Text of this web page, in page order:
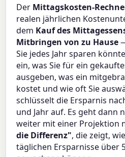
Der Mittagskosten-
realen jährlichen
dem Kauf des
Mitbringen von zu Hause
Sie jedes Jahr sparen
ein, was Sie für ein
ausgeben, was ein
kostet und wie oft Sie
schlüsselt die Ersparnis
und Jahr auf. Es geht dann
weiter mit einer Projektion
die Differenz", die zeigt,
täglichen Ersparnisse über